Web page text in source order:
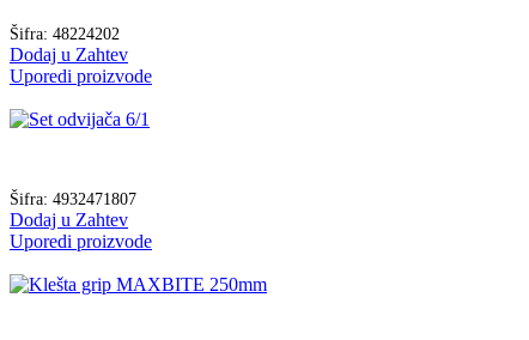
Šifra: 48224202
Dodaj u Zahtev
Uporedi proizvode
Šifra: 4932471807
Dodaj u Zahtev
Uporedi proizvode